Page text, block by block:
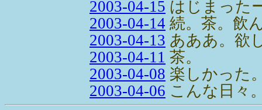
2003-04-15 はじまった
2003-04-14 続。茶。飲
2003-04-13 あああ。欲
2003-04-11 茶。
2003-04-08 楽しかった
2003-04-06 こんな日々